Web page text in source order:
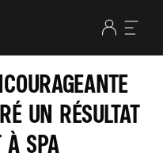
UN RÉSULTAT
À SPA